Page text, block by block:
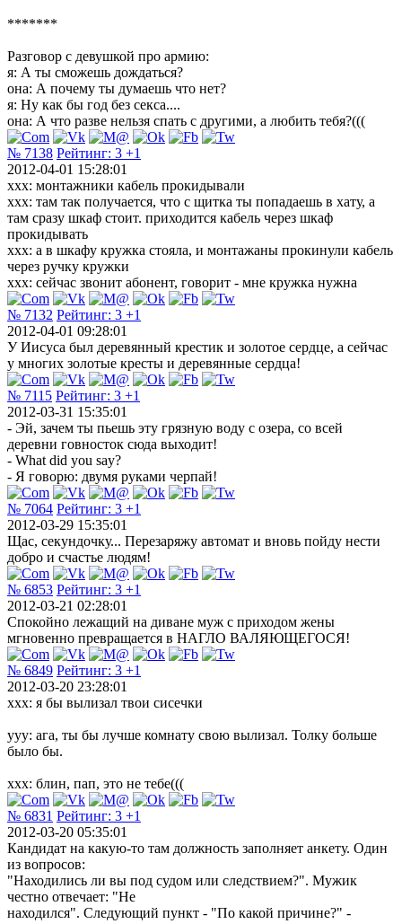
*******
Разговор с девушкой про армию:
я: А ты сможешь дождаться?
она: А почему ты думаешь что нет?
я: Ну как бы год без секса....
она: А что разве нельзя спать с другими, а любить тебя?(((
№ 7138 Рейтинг: 3 +1
2012-04-01 15:28:01
xxx: монтажники кабель прокидывали
xxx: там так получается, что с щитка ты попадаешь в хату, а
там сразу шкаф стоит. приходится кабель через шкаф
прокидывать
xxx: а в шкафу кружка стояла, и монтажаны прокинули кабель
через ручку кружки
xxx: сейчас звонит абонент, говорит - мне кружка нужна
№ 7132 Рейтинг: 3 +1
2012-04-01 09:28:01
У Иисуса был деревянный крестик и золотое сердце, а сейчас
у многих золотые кресты и деревянные сердца!
№ 7115 Рейтинг: 3 +1
2012-03-31 15:35:01
- Эй, зачем ты пьешь эту грязную воду с озера, со всей
деревни говносток сюда выходит!
- What did you say?
- Я говорю: двумя руками черпай!
№ 7064 Рейтинг: 3 +1
2012-03-29 15:35:01
Щас, секундочку... Перезаряжу автомат и вновь пойду нести
добро и счастье людям!
№ 6853 Рейтинг: 3 +1
2012-03-21 02:28:01
Спокойно лежащий на диване муж с приходом жены
мгновенно превращается в НАГЛО ВАЛЯЮЩЕГОСЯ!
№ 6849 Рейтинг: 3 +1
2012-03-20 23:28:01
xxx: я бы вылизал твои сисечки
yyy: ага, ты бы лучше комнату свою вылизал. Толку больше
было бы.
xxx: блин, пап, это не тебе(((
№ 6831 Рейтинг: 3 +1
2012-03-20 05:35:01
Кандидат на какую-то там должность заполняет анкету. Один
из вопросов:
"Находились ли вы под судом или следствием?". Мужик
честно отвечает: "Не
находился". Следующий пункт - "По какой причине?" -